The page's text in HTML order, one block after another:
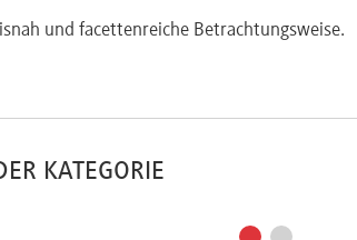
und facettenreiche Betrachtungsweise.
KATEGORIE